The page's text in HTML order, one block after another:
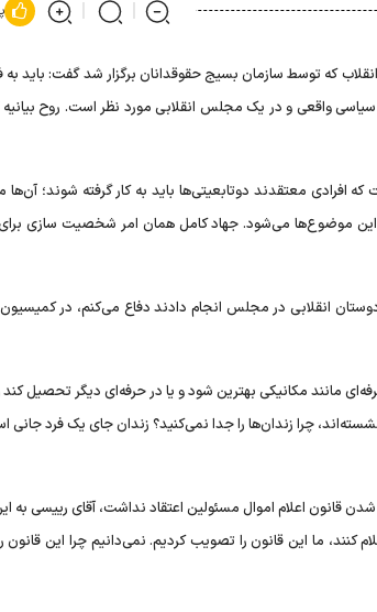
که توسط سازمان بسیج حقوقدانان برگزار شد گفت: باید
واقعی و در یک مجلس انقلابی مورد نظر است. روح بیانیه
معتقدند دوتابعیتی‌ها باید به کار گرفته شوند؛ آن‌ها
این موضوع‌ها می‌شود. جهاد کامل همان امر شخصیت سازی
انقلابی در مجلس انجام دادند دفاع می‌کنم، در
مانند مکانیکی بهترین شود و یا در حرفه‌ای دیگر تحصیل
چرا زندان‌ها را جدا نمی‌کنید؟ زندان جای یک فرد جانی
قانون اعلام اموال مسئولین اعتقاد نداشت، آقای رییسی به
کنند، ما این قانون را تصویب کردیم. نمی‌دانیم چرا این